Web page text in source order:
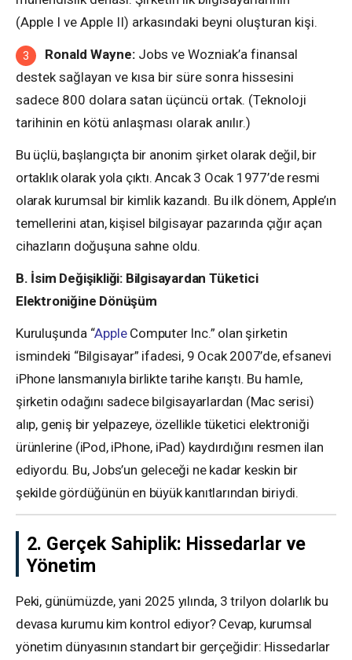
(Apple I ve Apple II) arkasındaki beyni oluşturan kişi.
Ronald Wayne: Jobs ve Wozniak’a finansal
destek sağlayan ve kısa bir süre sonra hissesini
sadece 800 dolara satan üçüncü ortak. (Teknoloji
tarihinin en kötü anlaşması olarak anılır.)
Bu üçlü, başlangıçta bir anonim şirket olarak değil, bir
ortaklık olarak yola çıktı. Ancak 3 Ocak 1977’de resmi
olarak kurumsal bir kimlik kazandı. Bu ilk dönem, Apple’ın
temellerini atan, kişisel bilgisayar pazarında çığır açan
cihazların doğuşuna sahne oldu.
B. İsim Değişikliği: Bilgisayardan Tüketici
Elektroniğine Dönüşüm
Kuruluşunda “AppleComputer Inc.” olan şirketin
ismindeki “Bilgisayar” ifadesi, 9 Ocak 2007’de, efsanevi
iPhone lansmanıyla birlikte tarihe karıştı. Bu hamle,
şirketin odağını sadece bilgisayarlardan (Mac serisi)
alıp, geniş bir yelpazeye, özellikle tüketici elektroniği
ürünlerine (iPod, iPhone, iPad) kaydırdığını resmen ilan
ediyordu. Bu, Jobs’un geleceği ne kadar keskin bir
şekilde gördüğünün en büyük kanıtlarından biriydi.
2. Gerçek Sahiplik: Hissedarlar ve
Yönetim
Peki, günümüzde, yani 2025 yılında, 3 trilyon dolarlık bu
devasa kurumu kim kontrol ediyor? Cevap, kurumsal
yönetim dünyasının standart bir gerçeğidir: Hissedarlar